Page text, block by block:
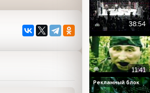
38:54
11:41
Рекламный блок